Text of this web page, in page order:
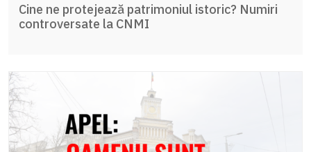
Cine ne protejează patrimoniul istoric? Numiri
controversate la CNMI